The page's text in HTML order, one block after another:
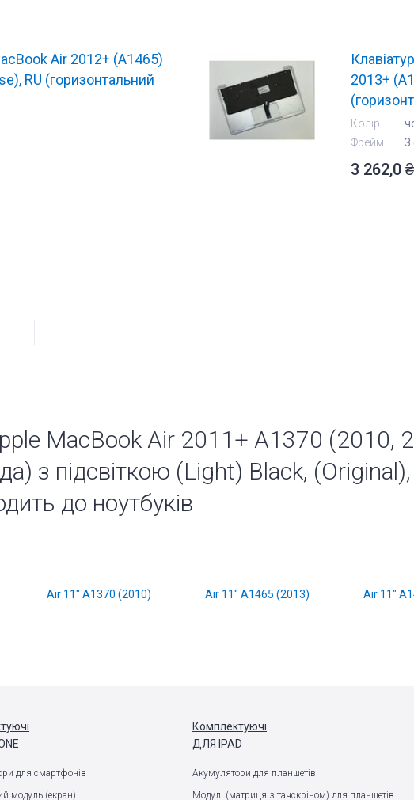
Air 2012+ (A1465)
RU (горизонтальний
2013+
Колір
Фрейм
З
3 262,0 ₴
MacBook Air 2011+ A1370 (2010,
з підсвіткою (Light) Black,
до ноутбуків
Air 11" A1370 (2010) Air 11" A1465 (2013) Air 11"
для смартфонів
модуль (екран)
Комплектуючі
ДЛЯ IPAD
Акумулятори для планшетів
Модулі (матриця з тачскріном) для планшетів